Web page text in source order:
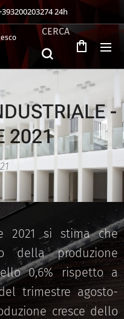
24h
CERCA
-
2021
2021 si stima che
della produzione
0,6% rispetto a
trimestre agosto-
cresce dello